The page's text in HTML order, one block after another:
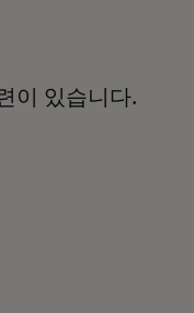
이 있습니다.